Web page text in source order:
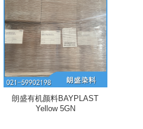
朗盛有机颜料BAYPLAST
Yellow 5GN